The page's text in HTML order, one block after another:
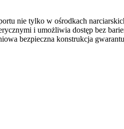
nie tylko w ośrodkach
i umożliwia dostęp bez
bezpieczna konstrukcja